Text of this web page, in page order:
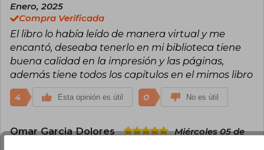
Enero, 2025
Compra Verificada
El libro lo había leído de manera virtual y me
encantó, deseaba tenerlo en mi biblioteca tiene
buena calidad en la impresión y las páginas,
además tiene todos los capítulos en el mimos libro
4 Esta opinión es útil 0 No es útil
Omar Garcia Dolores
Miércoles 05 de